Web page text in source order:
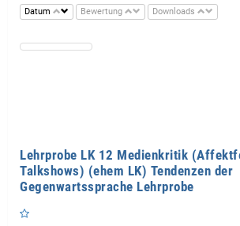
Datum Bewertung Downloads
Lehrprobe LK 12 Medienkritik
Talkshows) (ehem LK) Tendenzen der
Gegenwartssprache Lehrprobe